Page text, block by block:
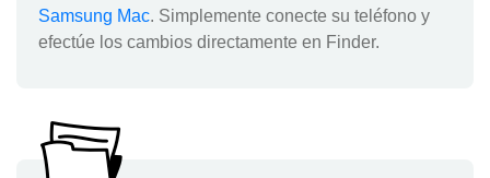
Samsung Mac. Simplemente conecte su teléfono y
efectúe los cambios directamente en Finder.